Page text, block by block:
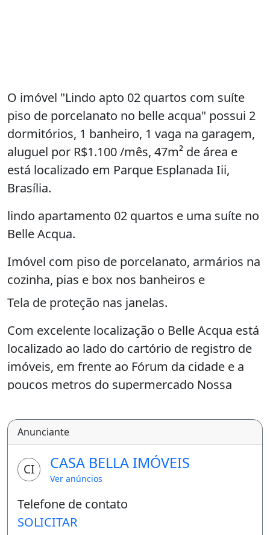
O imóvel "Lindo apto 02 quartos com suíte
piso de porcelanato no belle acqua" possui 2
dormitórios, 1 banheiro, 1 vaga na garagem,
aluguel por R$1.100 /mês, 47m² de área e
está localizado em Parque Esplanada Iii,
Brasília.
lindo apartamento 02 quartos e uma suíte no
Belle Acqua.
Imóvel com piso de porcelanato, armários na
cozinha, pias e box nos banheiros e
Tela de proteção nas janelas.
Com excelente localização o Belle Acqua está
localizado ao lado do cartório de registro de
imóveis, em frente ao Fórum da cidade e a
poucos metros do supermercado Nossa
Valor do aluguel R$ 1.100,00 condomínio
incluso e o gás.
Para alugar o imóvel tem que ter em mãos R$
(R$ 1.100,00 do aluguel + R$ 1.100,00 do mês
Anunciante
CI CASA BELLA IMÓVEIS
Ver anúncios
Telefone de contato
SOLICITAR